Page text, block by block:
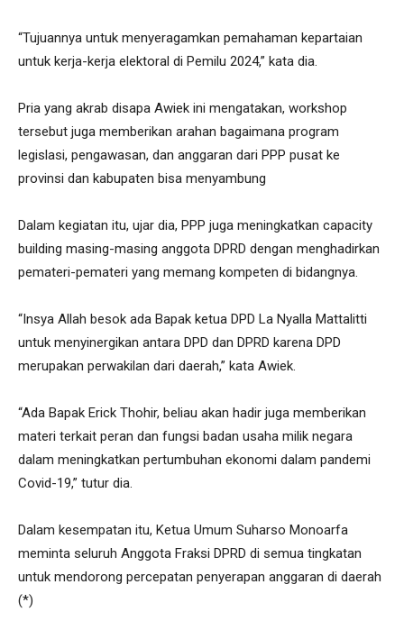
“Tujuannya untuk menyeragamkan pemahaman kepartaian
untuk kerja-kerja elektoral di Pemilu 2024,” kata dia.
Pria yang akrab disapa Awiek ini mengatakan, workshop
tersebut juga memberikan arahan bagaimana program
legislasi, pengawasan, dan anggaran dari PPP pusat ke
provinsi dan kabupaten bisa menyambung
Dalam kegiatan itu, ujar dia, PPP juga meningkatkan capacity
building masing-masing anggota DPRD dengan menghadirkan
pemateri-pemateri yang memang kompeten di bidangnya.
“Insya Allah besok ada Bapak ketua DPD La Nyalla Mattalitti
untuk menyinergikan antara DPD dan DPRD karena DPD
merupakan perwakilan dari daerah,” kata Awiek.
“Ada Bapak Erick Thohir, beliau akan hadir juga memberikan
materi terkait peran dan fungsi badan usaha milik negara
dalam meningkatkan pertumbuhan ekonomi dalam pandemi
Covid-19,” tutur dia.
Dalam kesempatan itu, Ketua Umum Suharso Monoarfa
meminta seluruh Anggota Fraksi DPRD di semua tingkatan
untuk mendorong percepatan penyerapan anggaran di daerah
(*)